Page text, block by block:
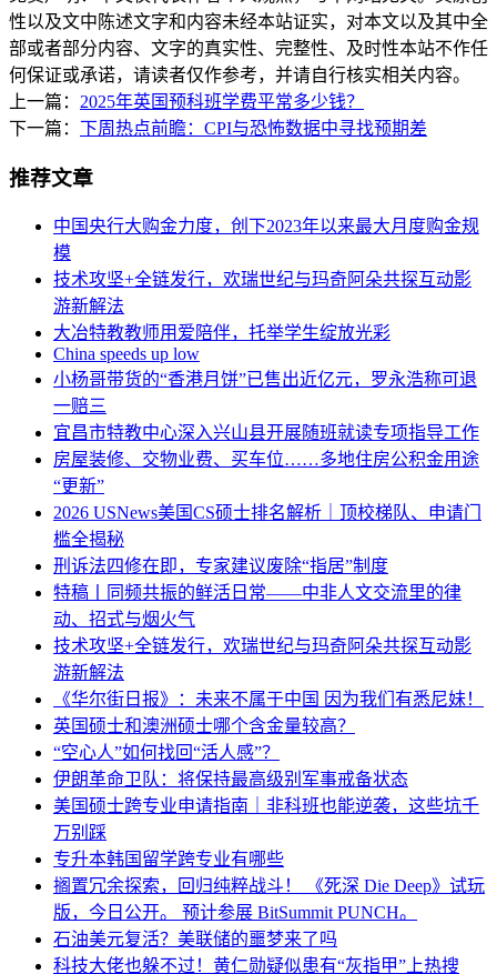
性以及文中陈述文字和内容未经本站证实，对本文以及其中全
部或者部分内容、文字的真实性、完整性、及时性本站不作任
何保证或承诺，请读者仅作参考，并请自行核实相关内容。
上一篇： 2025年英国预科班学费平常多少钱？
下一篇： 下周热点前瞻：CPI与恐怖数据中寻找预期差
推荐文章
中国央行大购金力度，创下2023年以来最大月度购金规
模
技术攻坚+全链发行，欢瑞世纪与玛奇阿朵共探互动影
游新解法
大冶特教教师用爱陪伴，托举学生绽放光彩
China speeds up low
小杨哥带货的“香港月饼”已售出近亿元，罗永浩称可退
一赔三
宜昌市特教中心深入兴山县开展随班就读专项指导工作
房屋装修、交物业费、买车位……多地住房公积金用途
“更新”
2026 USNews美国CS硕士排名解析｜顶校梯队、申请门
槛全揭秘
刑诉法四修在即，专家建议废除“指居”制度
特稿丨同频共振的鲜活日常——中非人文交流里的律
动、招式与烟火气
技术攻坚+全链发行，欢瑞世纪与玛奇阿朵共探互动影
游新解法
《华尔街日报》：未来不属于中国 因为我们有悉尼妹！
英国硕士和澳洲硕士哪个含金量较高？
“空心人”如何找回“活人感”？
伊朗革命卫队：将保持最高级别军事戒备状态
美国硕士跨专业申请指南｜非科班也能逆袭，这些坑千
万别踩
专升本韩国留学跨专业有哪些
搁置冗余探索，回归纯粹战斗！ 《死深 Die Deep》试玩
版，今日公开。 预计参展 BitSummit PUNCH。
石油美元复活？美联储的噩梦来了吗
科技大佬也躲不过！黄仁勋疑似患有“灰指甲”上热搜